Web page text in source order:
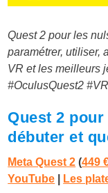
Quest 2 pour les
paramétrer, utiliser,
VR et les meilleurs
#OculusQuest2
Quest 2
débuter et
Meta Quest 2 (449
YouTube
Les